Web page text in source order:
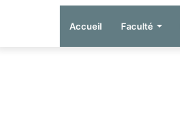
Accueil Faculté